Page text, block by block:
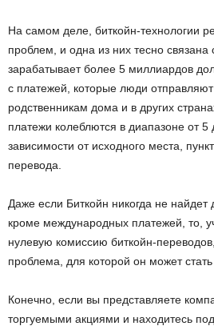
На самом деле, биткойн-технологии
проблем, и одна из них тесно связана
зарабатывает более 5 миллиардов
с платежей, которые люди
родственникам дома и в других
платежи колеблются в диапазоне от 5
зависимости от исходного места,
перевода.
Даже если Биткойн никогда не найдет
кроме международных платежей, то,
нулевую комиссию биткойн-
проблема, для которой он может
Конечно, если вы представляете
торгуемыми акциями и находитесь